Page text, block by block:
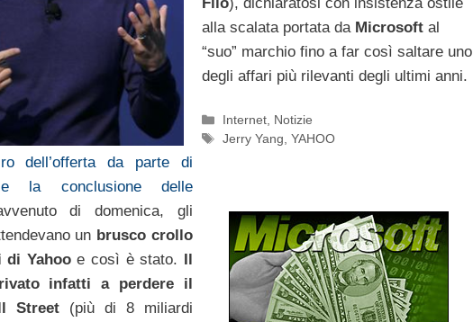
alla scalata portata da Microsoftal
“suo” marchio fino a far così saltare uno
degli affari più rilevanti degli ultimi anni.
Categorie
Internet Notizie
Tag
Jerry Yang ,YAHOO
dell’offerta da parte di
la conclusione delle
di domenica, gli
un brusco crollo
di Yahooe così è stato. Il
infatti a perdere il
Street(più di 8 miliardi